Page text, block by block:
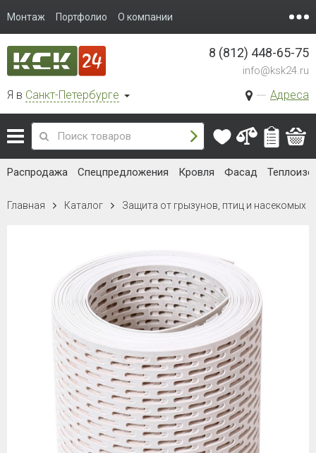
Монтаж Портфолио О компании
Я в Санкт-Петербурге Адреса
8 (812) 448-65-75
info@ksk24.ru
Распродажа Спецпредложения Кровля Фасад
Главная Каталог Защита от грызунов, птиц и насекомых